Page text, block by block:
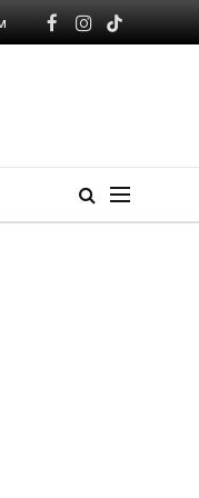
Facebook
Instagram
TikTok